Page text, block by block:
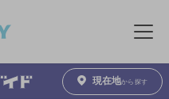
メニュ
現在地から探す